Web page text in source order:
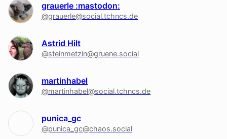
grauerle :mastodon:
@grauerle@social.tchncs.de
Astrid Hilt
@steinmetzin@gruene.social
martinhabel
@martinhabel@social.tchncs.de
punica_gc
@punica_gc@chaos.social